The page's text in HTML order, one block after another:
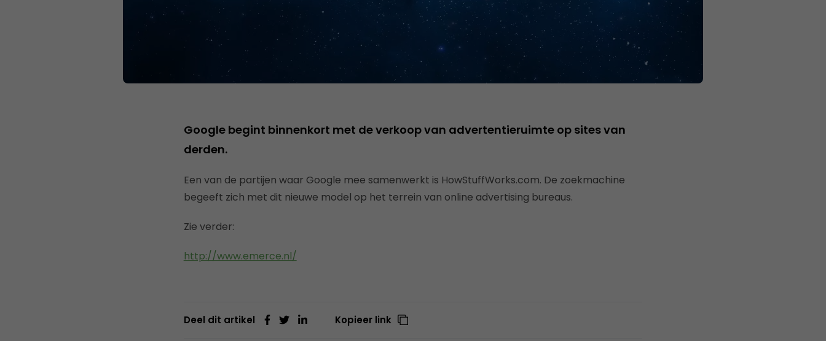
Google begint binnenkort met de verkoop van advertentieruimte op sites van
derden.
Een van de partijen waar Google mee samenwerkt is HowStuffWorks.com. De zoekmachine
begeeft zich met dit nieuwe model op het terrein van online advertising bureaus.
Zie verder:
http://www.emerce.nl/
Deel dit artikel Kopieer link